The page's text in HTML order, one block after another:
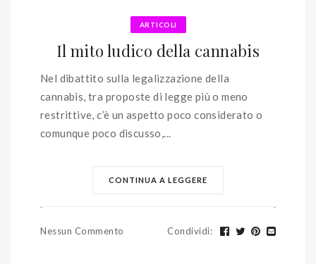
ARTICOLI
Il mito ludico della cannabis
Nel dibattito sulla legalizzazione della
cannabis, tra proposte di legge più o meno
restrittive, c’è un aspetto poco considerato o
comunque poco discusso,...
CONTINUA A LEGGERE
Nessun Commento Condividi: